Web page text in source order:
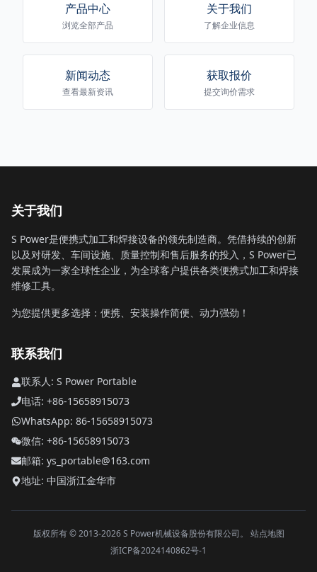
产品中心
浏览全部产品
关于我们
了解企业信息
新闻动态
查看最新资讯
获取报价
提交询价需求
关于我们
S Power是便携式加工和焊接设备的领先制造商。凭借持续的创新
以及对研发、车间设施、质量控制和售后服务的投入，S Power已
发展成为一家全球性企业，为全球客户提供各类便携式加工和焊接
维修工具。
为您提供更多选择：便携、安装操作简便、动力强劲！
联系我们
联系人: S Power Portable
电话: +86-15658915073
WhatsApp: 86-15658915073
微信: +86-15658915073
邮箱: ys_portable@163.com
地址: 中国浙江金华市
版权所有 © 2013-2026 S Power机械设备股份有限公司。 站点地图
浙ICP备2024140862号-1